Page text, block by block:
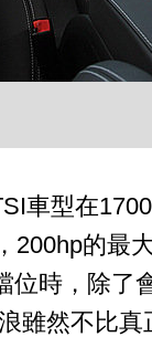
車型在
200hp的最
位時，除了
雖然不比